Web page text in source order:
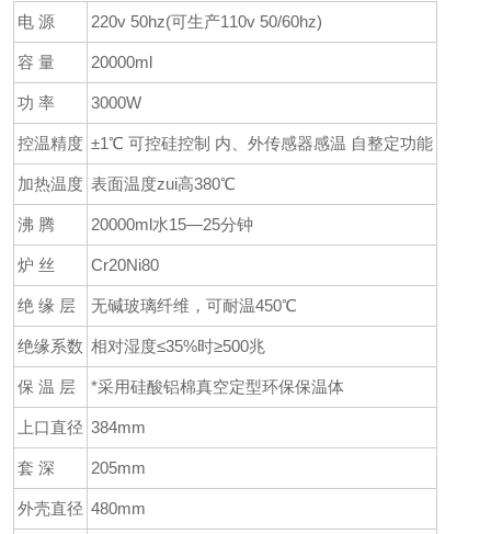
电 源 220v 50hz(可生产110v 50/60hz)
容 量 20000ml
功 率 3000W
控温精度 ±1℃ 可控硅控制 内、外传感器感温 自整定功能
加热温度 表面温度zui高380℃
沸 腾 20000ml水15—25分钟
炉 丝 Cr20Ni80
绝 缘 层 无碱玻璃纤维，可耐温450℃
绝缘系数 相对湿度≤35%时≥500兆
保 温 层 *采用硅酸铝棉真空定型环保保温体
上口直径 384mm
套 深 205mm
外壳直径 480mm